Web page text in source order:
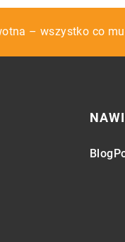
własnego
– wszystko co
Blog